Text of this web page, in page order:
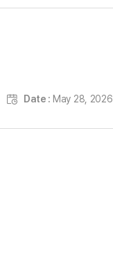
Date : May 28, 2026